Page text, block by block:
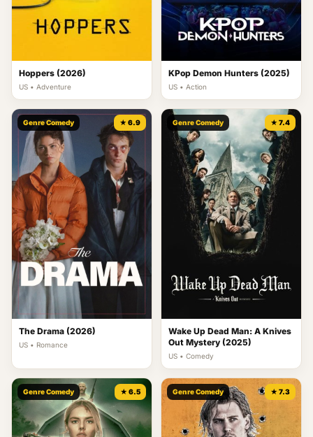
Hoppers (2026)
US • Adventure
KPop Demon Hunters (2025)
US • Action
Genre Comedy ★ 6.9
The Drama (2026)
US • Romance
Genre Comedy ★ 7.4
Wake Up Dead Man: A Knives
Out Mystery (2025)
US • Comedy
Genre Comedy ★ 6.5 Genre Comedy ★ 7.3